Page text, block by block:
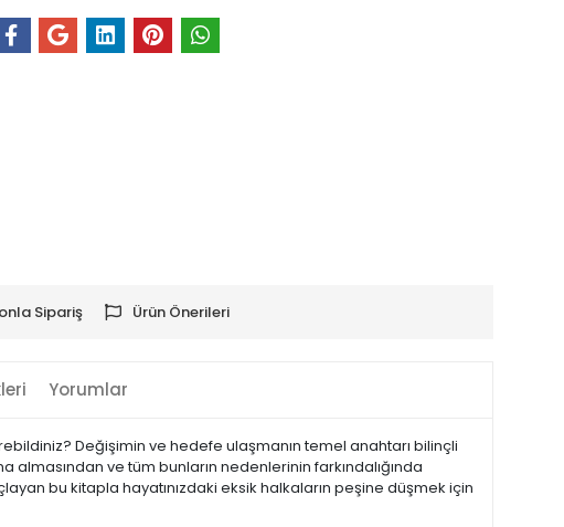
Sipariş Ürün Önerileri
Yorumlar
Değişimin ve hedefe ulaşmanın temel anahtarı bilinçli
almasından ve tüm bunların nedenlerinin farkındalığında
bu kitapla hayatınızdaki eksik halkaların peşine düşmek için